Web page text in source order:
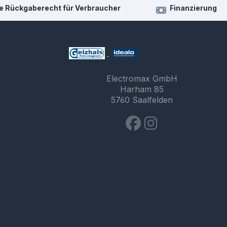
Rückgaberecht für Verbraucher Finanzierung
Electromax GmbH
Harham 85
5760 Saalfelden